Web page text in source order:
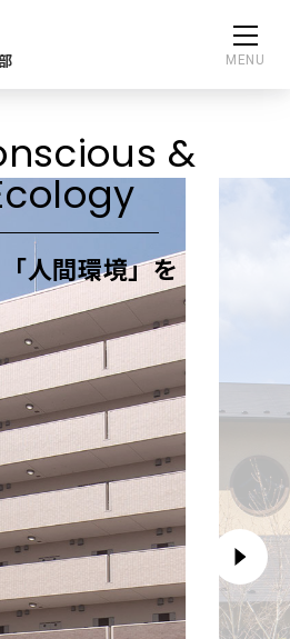
MENU
&
人間環境」を